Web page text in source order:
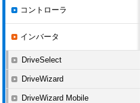
コントローラ
インバータ
DriveSelect
DriveWizard
DriveWizard Mobile